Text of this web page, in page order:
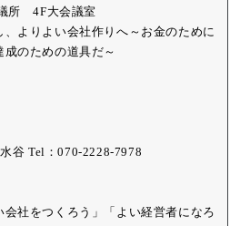
所 4F大会議室
よりよい会社作りへ～お金のために
のための道具だ～
谷 Tel：070-2228-7978
社をつくろう」「よい経営者になろ